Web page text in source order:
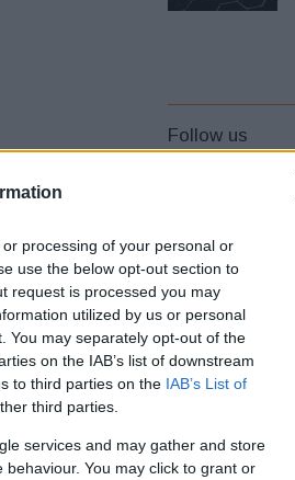
processing of your personal or
use the below opt-out section to
request is processed you may
utilized by us or personal
You may separately opt-out of the
on the IAB’s list of downstream
to third parties on the IAB’s List of
third parties.
services and may gather and store
You may click to grant or
Follow us
Latest